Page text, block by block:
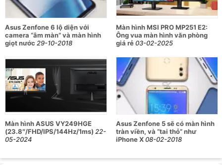
hình ASUS VA259HGA
Thông số Chi tiết
Thiết kế
Chân đế công thái học có thể điều
Kích thước
24.5 inch
Độ phân giải
1920x1080
IPS
Tần số quét
120Hz
hồi
Asus Zenfone 6 lộ diện với
camera “âm màn” và màn hình
giọt nước 29-10-2018
Màn hình MSI PRO MP251 E2:
Ông vua màn hình văn phòng
giá rẻ03-02-2025
Màn hình ASUS VY249HGE
(23.8″/FHD/IPS/144Hz/1ms) 22-
05-2024
Asus Zenfone 5 sẽ có màn hình
tràn viền, và “tai thỏ” như
iPhone X08-02-2018